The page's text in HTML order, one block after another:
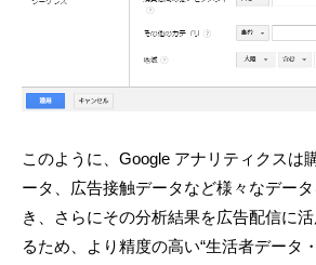
このように、Google アナリティクスは
ータ、広告接触データなど様々なデー
き、さらにその分析結果を広告配信に
るため、より精度の高い“生活者データ